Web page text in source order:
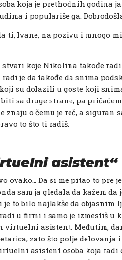
koja je prethodnih godina
i populariše ga.
ti, Ivane, na pozivu i mnogo
stvari koje Nikolina takođe
je da takođe da snima
su dolazili u goste koji
sa druge strane, pa
znaju o čemu je reč, a siguran
to što ti radiš.
asistent“
ovako… Da si me pitao to pre
sam ja gledala da kažem
je to bilo najlakše da objasnim
u firmi i samo je izmestiš u
virtuelni asistent. Međutim,
zato što polje delovanja i
asistent osoba koja radi